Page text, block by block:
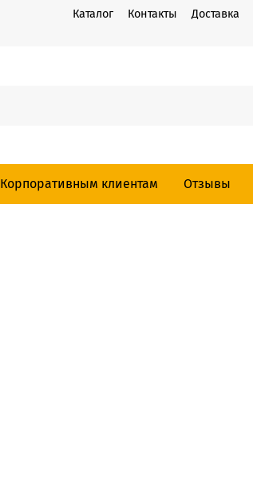
Каталог Контакты Доставка
Корпоративным клиентам Отзывы